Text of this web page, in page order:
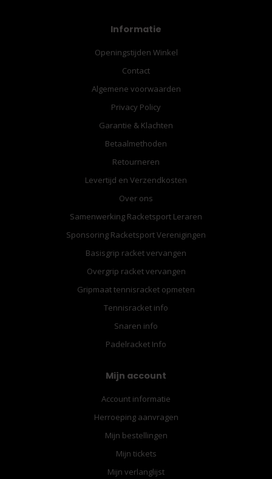
Informatie
Openingstijden Winkel
Contact
Algemene voorwaarden
Privacy Policy
Garantie & Klachten
Betaalmethoden
Retourneren
Levertijd en Verzendkosten
Over ons
Samenwerking Racketsport Leraren
Sponsoring Racketsport Verenigingen
Basisgrip racket vervangen
Overgrip racket vervangen
Gripmaat tennisracket opmeten
Tennisracket info
Snaren info
Padelracket Info
Mijn account
Account informatie
Herroeping aanvragen
Mijn bestellingen
Mijn tickets
Mijn verlanglijst